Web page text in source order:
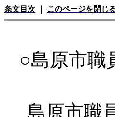
条文目次 このページを閉じ
○島原市職
島原市職